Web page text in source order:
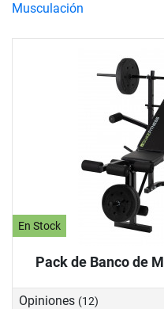
En Stock
Pack de Banco de
Opiniones (12)
Musculación